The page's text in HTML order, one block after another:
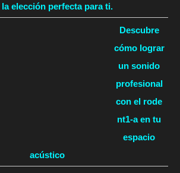
la elección perfecta para ti.
Descubre
cómo lograr
un sonido
profesional
con el rode
nt1-a en tu
espacio
acústico